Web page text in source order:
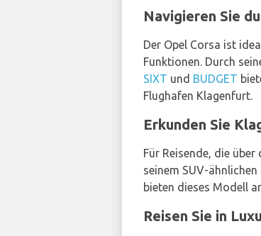
Navigieren Sie
Der Opel Corsa ist
Funktionen. Durch
SIXT und BUDGET
Flughafen Klagenfurt.
Erkunden Sie
Für Reisende, die
seinem SUV-
bieten dieses Modell
Reisen Sie in